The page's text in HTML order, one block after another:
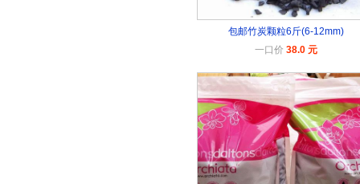
包邮竹炭颗粒6斤(6-12mm)
一口价 38.0 元